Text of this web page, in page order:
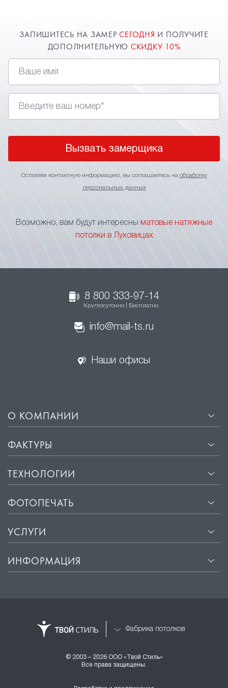
ЗАПИШИТЕСЬ НА ЗАМЕРСЕГОДНЯ И ПОЛУЧИТЕ
ДОПОЛНИТЕЛЬНУЮ СКИДКУ 10%
Вызвать замерщика
Оставляя контактную информацию, вы соглашаетесь на обработку
персональных данных
Возможно, вам будут интересны
матовые натяжные
потолки в Луховицах
8 800 333-97-14
Круглосуточно | Бесплатно
info@mail-ts.ru
Наши офисы
О КОМПАНИИ
ФАКТУРЫ
ТЕХНОЛОГИИ
ФОТОПЕЧАТЬ
УСЛУГИ
ИНФОРМАЦИЯ
Фабрика потолков
© 2003 – 2026 ООО «Твой Стиль»
Все права защищены.